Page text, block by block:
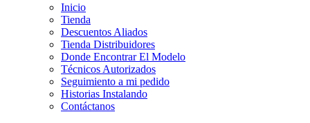
Inicio
Tienda
Descuentos Aliados
Tienda Distribuidores
Donde Encontrar El Modelo
Técnicos Autorizados
Seguimiento a mi pedido
Historias Instalando
Contáctanos